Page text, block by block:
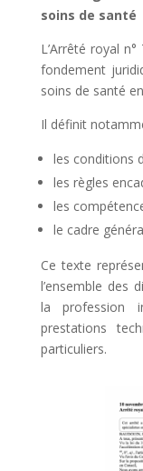
soins de santé
L’Arrêté royal
fondement
soins de santé
Il définit
les conditions
les règles
les
le cadre
Ce texte
l’ensemble des
la profession
prestations
particuliers.